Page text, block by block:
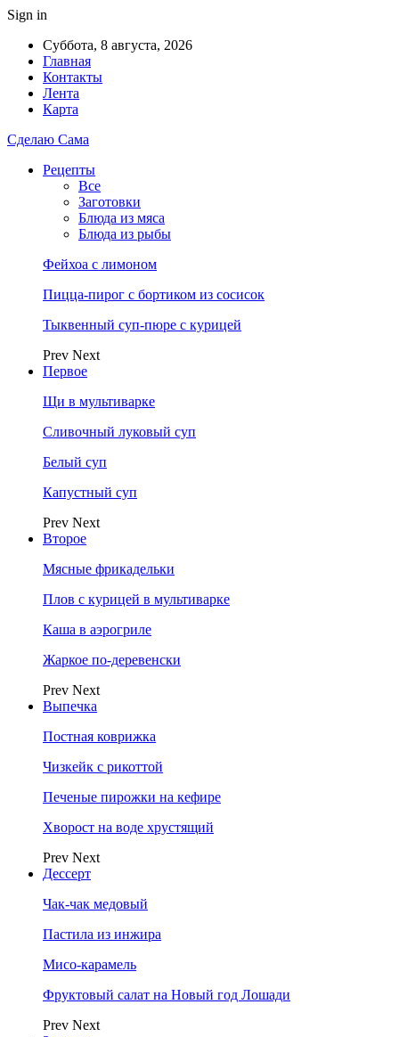
Sign in
Суббота, 8 августа, 2026
Главная
Контакты
Лента
Карта
Сделаю Сама
Рецепты
Все
Заготовки
Блюда из мяса
Блюда из рыбы
Фейхоа с лимоном
Пицца-пирог с бортиком из сосисок
Тыквенный суп-пюре с курицей
Prev Next
Первое
Щи в мультиварке
Сливочный луковый суп
Белый суп
Капустный суп
Prev Next
Второе
Мясные фрикадельки
Плов с курицей в мультиварке
Каша в аэрогриле
Жаркое по-деревенски
Prev Next
Выпечка
Постная коврижка
Чизкейк с рикоттой
Печеные пирожки на кефире
Хворост на воде хрустящий
Prev Next
Дессерт
Чак-чак медовый
Пастила из инжира
Мисо-карамель
Фруктовый салат на Новый год Лошади
Prev Next